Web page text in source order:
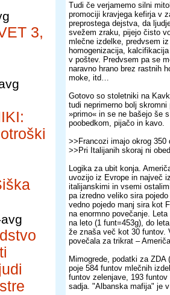
3,
Tudi če verjamemo silni
promociji kravjega kefirja v
preprostega dejstva, da
svežem zraku, pijejo čisto
mlečne izdelke, predvsem
homogenizacija,
v poštev. Predvsem pa se
naravno hrano brez rastnih
moke, itd…
Gotovo so stoletniki na
tudi neprimerno bolj
»primo« in se ne bašejo še
poobedkom, pijačo in kavo.
>>Francozi imajo okrog
>>Pri Italijanih skoraj ni
Logika za ubit konja.
uvozijo iz Evrope in največ
italijanskimi in vsemi
pa izredno veliko sira
vedno pojedo manj sira kot
na enormno povečanje.
na leto (1 funt=453g), do
že znaša več kot 30 funtov.
povečala za trikrat –
Mimogrede, podatki za
poje 584 funtov mlečnih
funtov zelenjave, 193
sadja. "Albanska mafija" je